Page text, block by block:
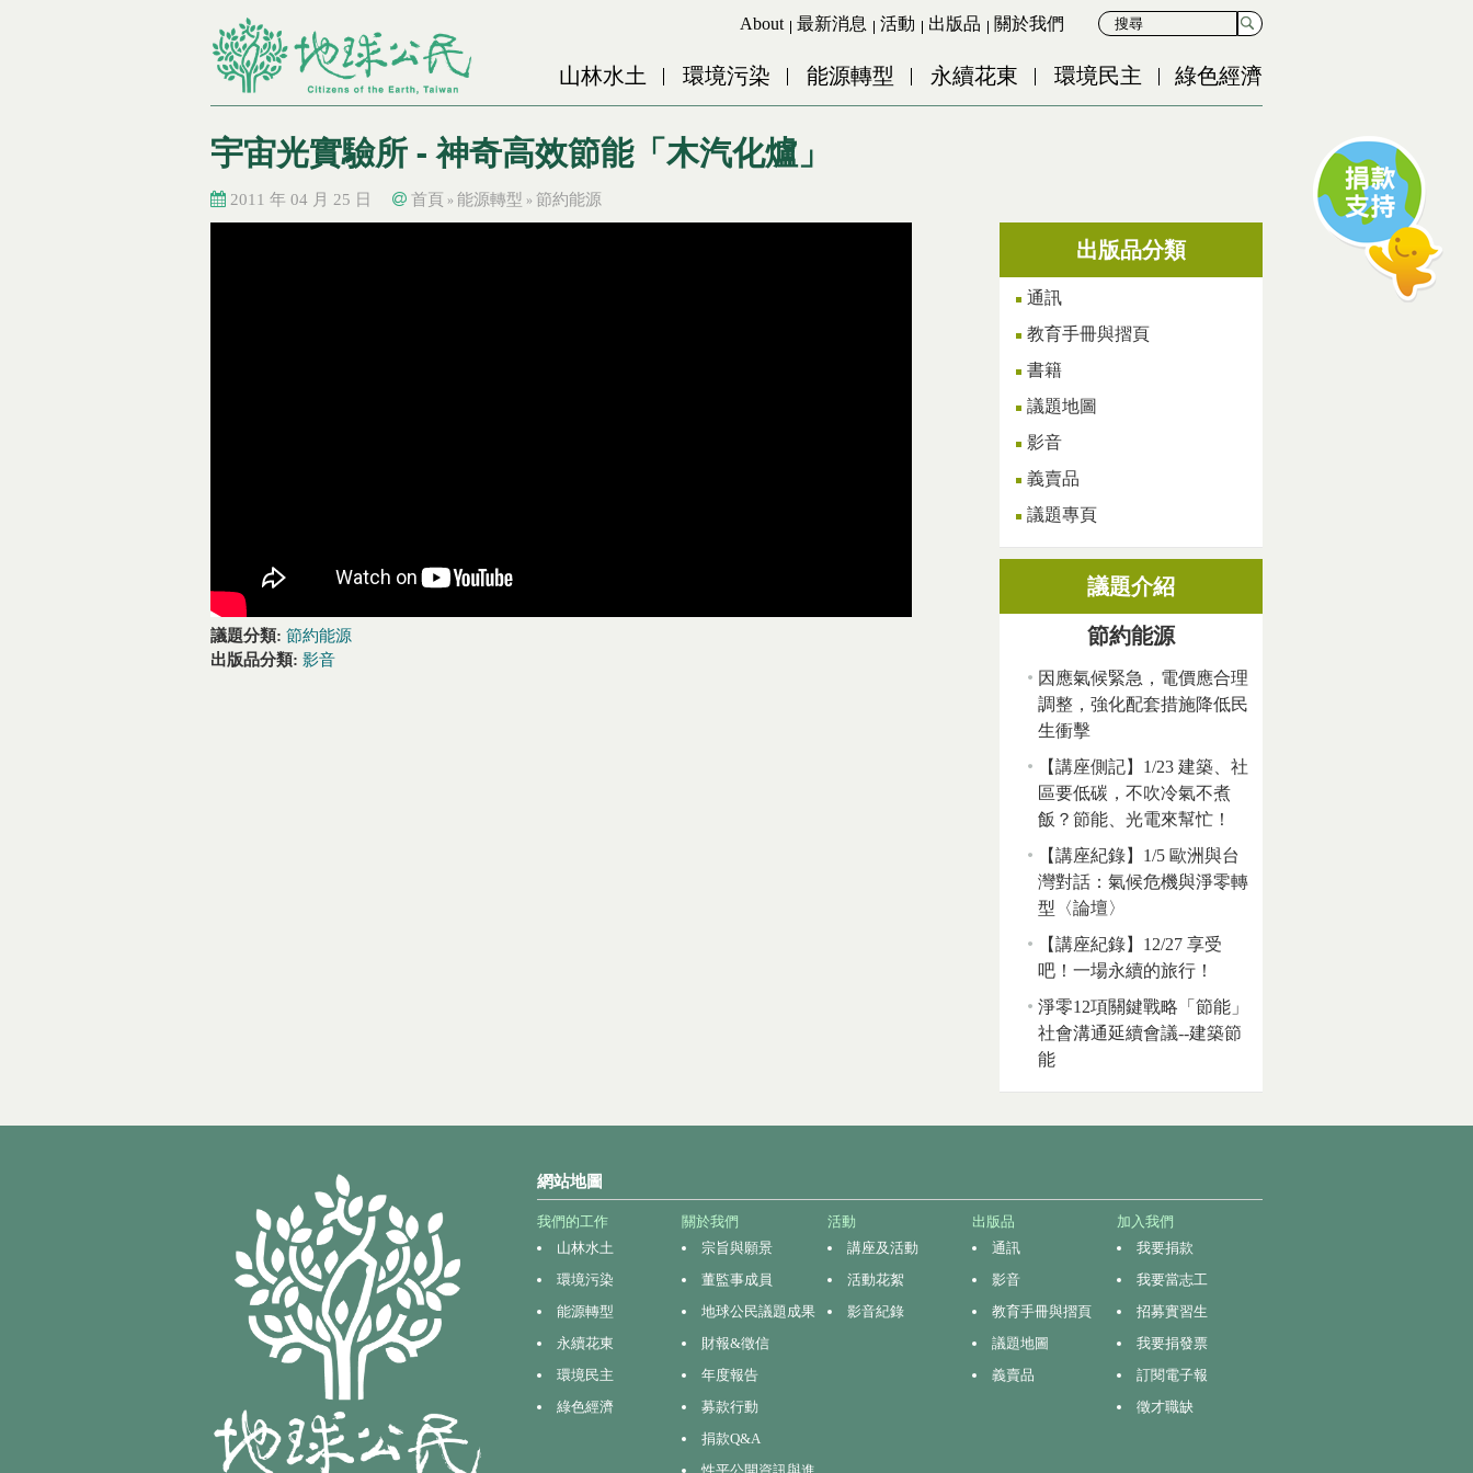
Jump to Navigation
Jump to Main content
About 最新消息 活動 出版品 關於我們
山林水土 環境污染 能源轉型 永續花東 環境民主 綠色經濟
宇宙光實驗所 - 神奇高效節能「木汽化爐」
2011 年 04 月 25 日
您在這裡
首頁 » 能源轉型 » 節約能源
議題分類: 節約能源
出版品分類: 影音
出版品分類
通訊
教育手冊與摺頁
書籍
議題地圖
影音
義賣品
議題專頁
議題介紹
節約能源
因應氣候緊急，電價應合理
調整，強化配套措施降低民
生衝擊
【講座側記】1/23 建築、社
區要低碳，不吹冷氣不煮
飯？節能、光電來幫忙！
【講座紀錄】1/5 歐洲與台
灣對話：氣候危機與淨零轉
型〈論壇〉
【講座紀錄】12/27 享受
吧！一場永續的旅行！
淨零12項關鍵戰略「節能」
社會溝通延續會議--建築節
能
網站地圖
我們的工作
山林水土
環境污染
能源轉型
永續花東
環境民主
綠色經濟
關於我們
宗旨與願景
董監事成員
地球公民議題成果
財報&徵信
年度報告
募款行動
捐款Q&A
活動
講座及活動
活動花絮
影音紀錄
出版品
通訊
影音
教育手冊與摺頁
議題地圖
義賣品
加入我們
我要捐款
我要當志工
招募實習生
我要捐發票
訂閱電子報
徵才職缺